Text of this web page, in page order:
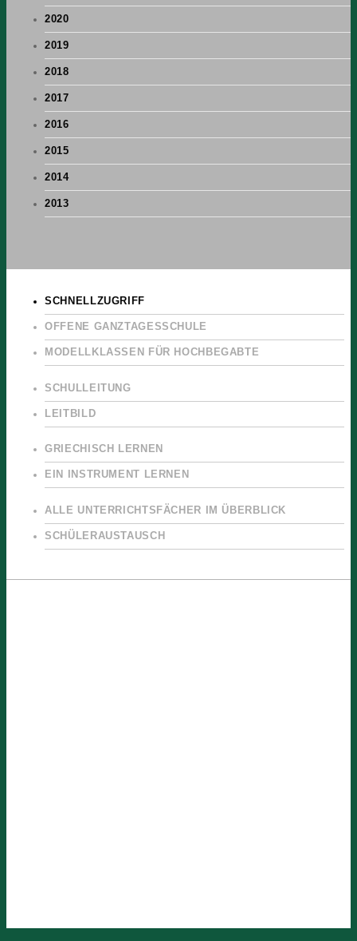
2020
2019
2018
2017
2016
2015
2014
2013
SCHNELLZUGRIFF
OFFENE GANZTAGESSCHULE
MODELLKLASSEN FÜR HOCHBEGABTE
SCHULLEITUNG
LEITBILD
GRIECHISCH LERNEN
EIN INSTRUMENT LERNEN
ALLE UNTERRICHTSFÄCHER IM ÜBERBLICK
SCHÜLERAUSTAUSCH